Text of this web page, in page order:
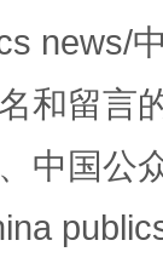
news/
和留言
中国公